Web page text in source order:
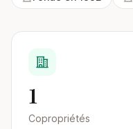
1
Copropriétés